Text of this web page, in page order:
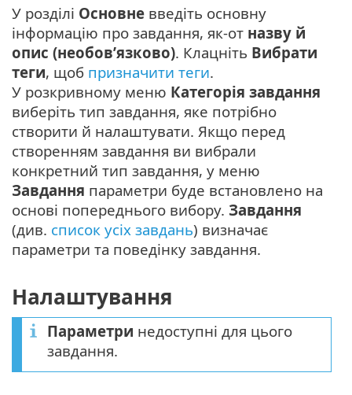
У розділі Основне введіть основну
інформацію про завдання, як-от назву й
опис (необов’язково). Клацніть Вибрати
теги, щоб призначити теги.
У розкривному меню Категорія завдання
виберіть тип завдання, яке потрібно
створити й налаштувати. Якщо перед
створенням завдання ви вибрали
конкретний тип завдання, у меню
Завдання параметри буде встановлено на
основі попереднього вибору. Завдання
(див. список усіх завдань) визначає
параметри та поведінку завдання.
Налаштування
Параметри недоступні для цього
завдання.